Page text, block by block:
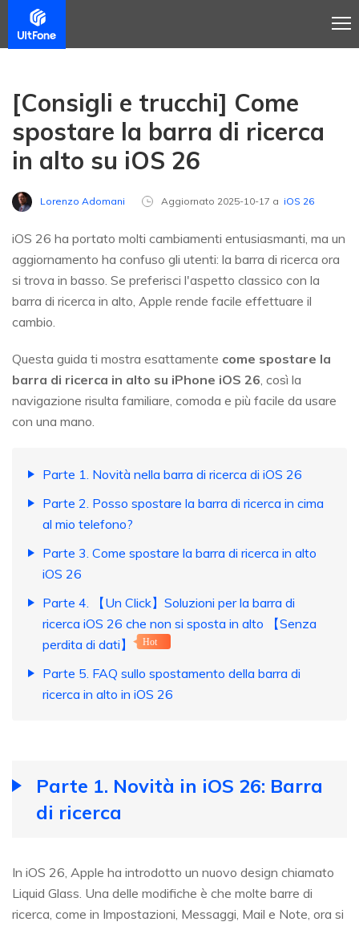
[Consigli e trucchi] Come
spostare la barra di ricerca
in alto su iOS 26
Lorenzo Adomani Aggiornato 2025-10-17 a iOS 26
iOS 26 ha portato molti cambiamenti entusiasmanti, ma un
aggiornamento ha confuso gli utenti: la barra di ricerca ora
si trova in basso. Se preferisci l'aspetto classico con la
barra di ricerca in alto, Apple rende facile effettuare il
cambio.
Questa guida ti mostra esattamente come spostare la
barra di ricerca in alto su iPhone iOS 26, così la
navigazione risulta familiare, comoda e più facile da usare
con una mano.
Parte 1. Novità nella barra di ricerca di iOS 26
Parte 2. Posso spostare la barra di ricerca in cima
al mio telefono?
Parte 3. Come spostare la barra di ricerca in alto
iOS 26
Parte 4. 【Un Click】Soluzioni per la barra di
ricerca iOS 26 che non si sposta in alto 【Senza
perdita di dati】
Hot
Parte 5. FAQ sullo spostamento della barra di
ricerca in alto in iOS 26
Parte 1. Novità in iOS 26: Barra
di ricerca
In iOS 26, Apple ha introdotto un nuovo design chiamato
Liquid Glass. Una delle modifiche è che molte barre di
ricerca, come in Impostazioni, Messaggi, Mail e Note, ora si